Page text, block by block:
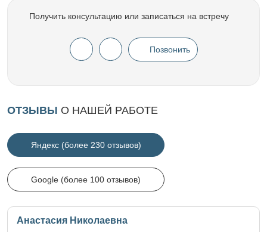
Получить консультацию или записаться на встречу
Позвонить
ОТЗЫВЫ О НАШЕЙ РАБОТЕ
Яндекс (более 230 отзывов)
Google (более 100 отзывов)
Анастасия Николаевна